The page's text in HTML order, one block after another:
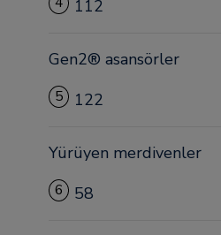
112
Gen2® asansörler
5 122
Yürüyen merdivenler
6 58